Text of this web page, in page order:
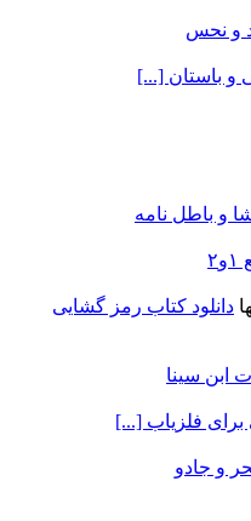
و نحس
و باستان [...]
و باطل نامه
دانلود کتاب رمز گشایی
ابن سینا
فلزیاب [...]
و جادو